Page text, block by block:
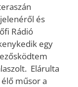
és
Rádió
egy
Elárulta
műsor a